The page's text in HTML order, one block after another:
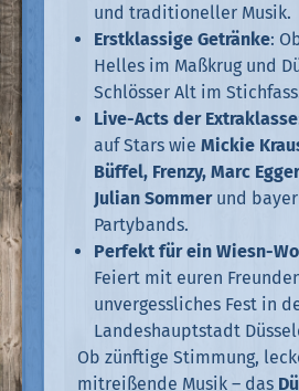
und traditioneller Musik.
Erstklassige Getränke:
Helles im Maßkrug und
Schlösser Alt im
Live-Acts der Extraklasse
auf Stars wie Mickie
Büffel, Frenzy, Marc
Julian Sommerund
Partybands.
Perfekt für ein Wiesn-
Feiert mit euren
unvergessliches Fest in
Landeshauptstadt
Ob zünftige Stimmung,
mitreißende Musik – das